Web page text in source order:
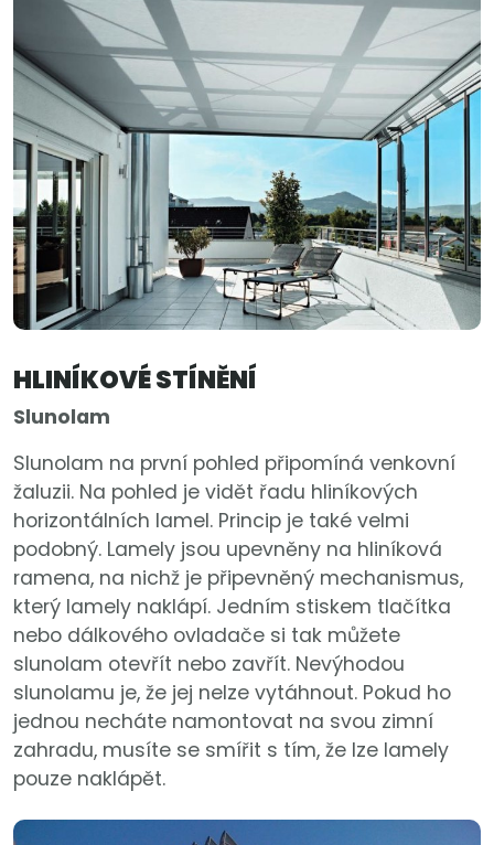
HLINÍKOVÉ STÍNĚNÍ
Slunolam
Slunolam na první pohled připomíná venkovní
žaluzii. Na pohled je vidět řadu hliníkových
horizontálních lamel. Princip je také velmi
podobný. Lamely jsou upevněny na hliníková
ramena, na nichž je připevněný mechanismus,
který lamely naklápí. Jedním stiskem tlačítka
nebo dálkového ovladače si tak můžete
slunolam otevřít nebo zavřít. Nevýhodou
slunolamu je, že jej nelze vytáhnout. Pokud ho
jednou necháte namontovat na svou zimní
zahradu, musíte se smířit s tím, že lze lamely
pouze naklápět.